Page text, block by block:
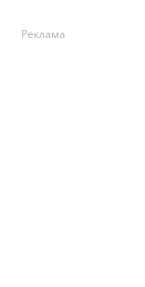
Реклама